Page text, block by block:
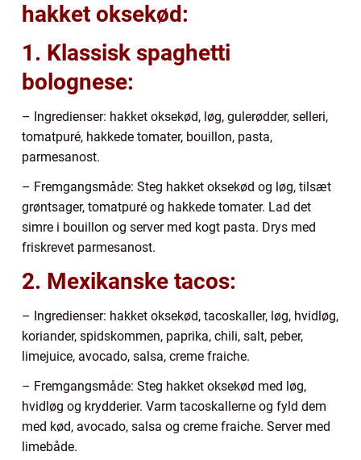
hakket oksekød:
1. Klassisk spaghetti
bolognese:
– Ingredienser: hakket oksekød, løg, gulerødder, selleri,
tomatpuré, hakkede tomater, bouillon, pasta,
parmesanost.
– Fremgangsmåde: Steg hakket oksekød og løg, tilsæt
grøntsager, tomatpuré og hakkede tomater. Lad det
simre i bouillon og server med kogt pasta. Drys med
friskrevet parmesanost.
2. Mexikanske tacos:
– Ingredienser: hakket oksekød, tacoskaller, løg, hvidløg,
koriander, spidskommen, paprika, chili, salt, peber,
limejuice, avocado, salsa, creme fraiche.
– Fremgangsmåde: Steg hakket oksekød med løg,
hvidløg og krydderier. Varm tacoskallerne og fyld dem
med kød, avocado, salsa og creme fraiche. Server med
limebåde.